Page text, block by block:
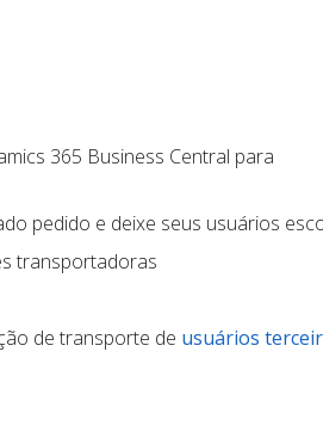
365 Business Central para
pedido e deixe seus usuários
transportadoras
de transporte de usuários